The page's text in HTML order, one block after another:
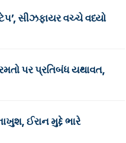
સીઝફાયર વચ્ચે વધ્યો
પર પ્રતિબંધ યથાવત,
ઈરાન મુદ્દે ભારે